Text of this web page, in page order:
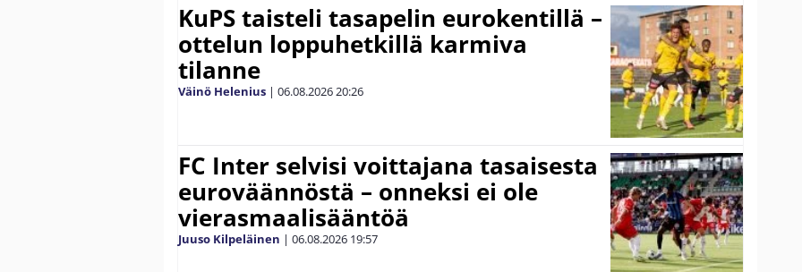
KuPS taisteli tasapelin eurokentillä –
ottelun loppuhetkillä karmiva
tilanne
Väinö Helenius | 06.08.202620:26
FC Inter selvisi voittajana tasaisesta
euroväännöstä – onneksi ei ole
vierasmaalisääntöä
Juuso Kilpeläinen | 06.08.2026 19:57